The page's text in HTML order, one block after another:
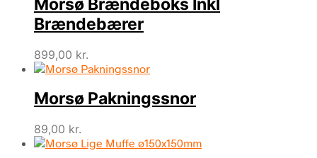
Morsø Brændeboks Inkl
Brændebærer
899,00 kr.
Morsø Pakningssnor
89,00 kr.